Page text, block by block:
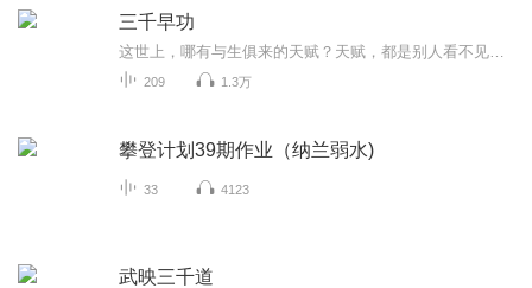
三千早功
209 1.3万
攀登计划39期作业（纳兰弱水)
33 4123
武映三千道